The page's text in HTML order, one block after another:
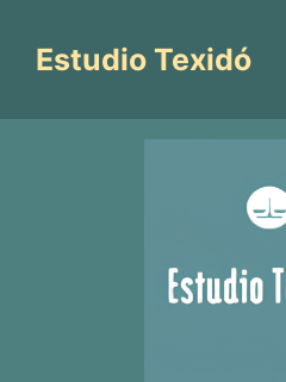
contenido
Estudio Texidó